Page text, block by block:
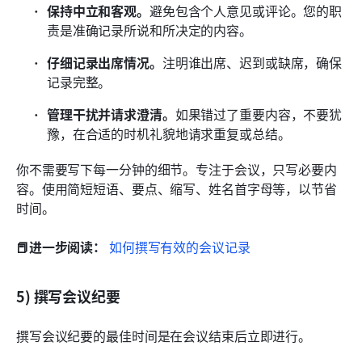
保持中立和客观。 避免包含个人意见或评论。您的职
责是准确记录所说和所决定的内容。
仔细记录出席情况。 注明谁出席、迟到或缺席，确保
记录完整。
管理干扰并请求澄清。 如果错过了重要内容，不要犹
豫，在合适的时机礼貌地请求重复或总结。
你不需要写下每一分钟的细节。专注于会议，只写必要内
容。使用简短短语、要点、缩写、姓名首字母等，以节省
时间。
📕进一步阅读： 如何撰写有效的会议记录
5) 撰写会议纪要
撰写会议纪要的最佳时间是在会议结束后立即进行。